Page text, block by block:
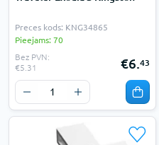
Preces kods: KNG34865
Pieejams: 70
Bez PVN:
€5.31
€6.43